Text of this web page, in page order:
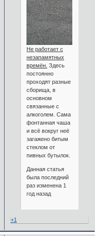
Не работает с
незапамятных
времён. Здесь
постоянно
проходят разные
сборища, в
основном
связанные с
алкоголем. Сама
фонтанная чаша
и всё вокруг неё
загажено битым
стеклом от
пивных бутылок.
Данная статья
была последний
раз изменена 1
год назад
+1